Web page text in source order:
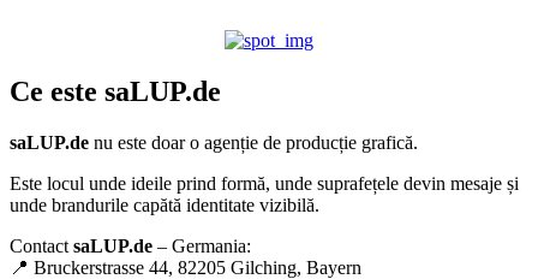
Ce este saLUP.de
saLUP.de nu este doar o agenție de producție grafică.
Este locul unde ideile prind formă, unde suprafețele devin mesaje și
unde brandurile capătă identitate vizibilă.
Contact saLUP.de – Germania:
📍 Bruckerstrasse 44, 82205 Gilching, Bayern